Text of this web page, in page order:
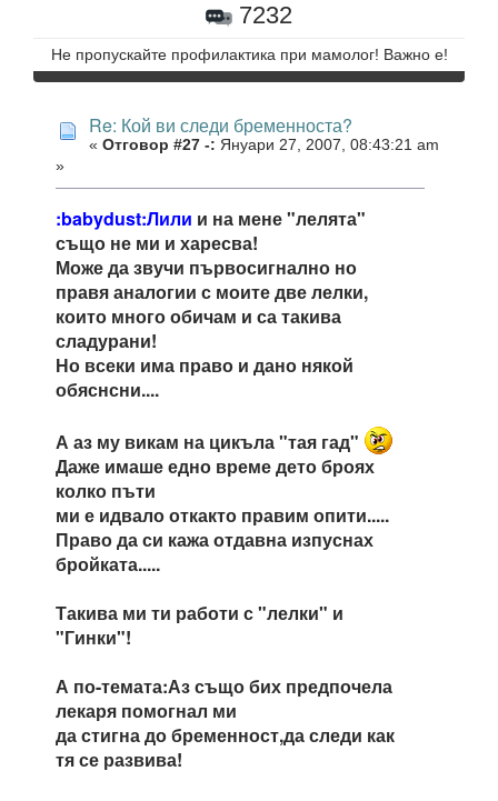
7232
Не пропускайте профилактика при мамолог! Важно е!
Re: Кой ви следи бременноста?
« Отговор #27 -: Януари 27, 2007, 08:43:21 am
»
:babydust:Лили и на мене "лелята"
също не ми и харесва!
Може да звучи първосигнално но
правя аналогии с моите две лелки,
които много обичам и са такива
сладурани!
Но всеки има право и дано някой
обяснсни....
А аз му викам на цикъла "тая гад"
Даже имаше едно време дето броях
колко пъти
ми е идвало откакто правим опити.....
Право да си кажа отдавна изпуснах
бройката.....
Такива ми ти работи с "лелки" и
"Гинки"!
А по-темата:Аз също бих предпочела
лекаря помогнал ми
да стигна до бременност,да следи как
тя се развива!